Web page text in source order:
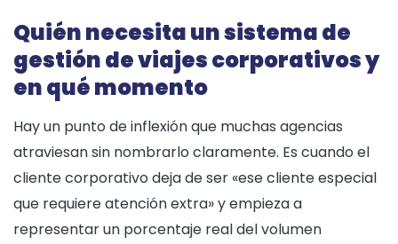
Quién necesita un sistema de
gestión de viajes corporativos y
en qué momento
Hay un punto de inflexión que muchas agencias
atraviesan sin nombrarlo claramente. Es cuando el
cliente corporativo deja de ser «ese cliente especial
que requiere atención extra» y empieza a
representar un porcentaje real del volumen